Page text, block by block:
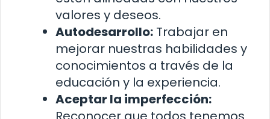
valores y deseos.
Autodesarrollo: Trabajar en
mejorar nuestras habilidades y
conocimientos a través de la
educación y la experiencia.
Aceptar la imperfección: